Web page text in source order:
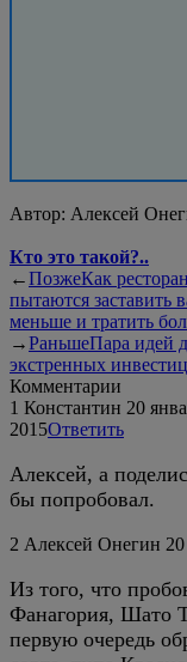
Автор: Алексей
Кто это такой?..
←ПозжеКак
пытаются заставить
меньше и тратить
→РаньшеПара идей
экстренных
Комментарии
1 Константин 20
2015Ответить
Алексей, а
бы попробовал.
2 Алексей Онегин
Из того, что
Фанагория, Шато
первую очередь